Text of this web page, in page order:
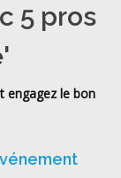
5 pros
engagez le bon